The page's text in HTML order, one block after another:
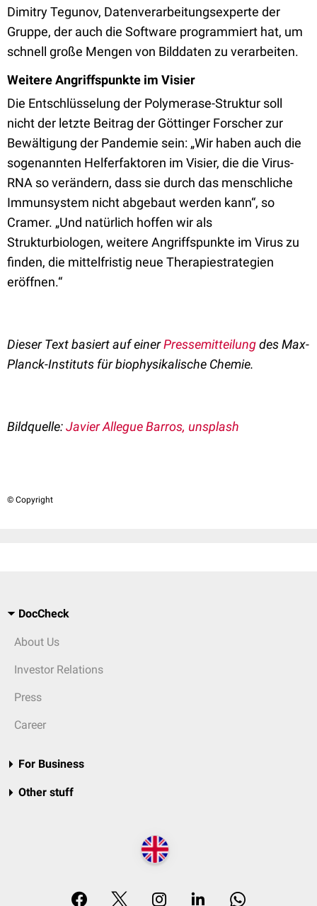
Dimitry Tegunov, Datenverarbeitungsexperte der
Gruppe, der auch die Software programmiert hat, um
schnell große Mengen von Bilddaten zu verarbeiten.
Weitere Angriffspunkte im Visier
Die Entschlüsselung der Polymerase-Struktur soll
nicht der letzte Beitrag der Göttinger Forscher zur
Bewältigung der Pandemie sein: „Wir haben auch die
sogenannten Helferfaktoren im Visier, die die Virus-
RNA so verändern, dass sie durch das menschliche
Immunsystem nicht abgebaut werden kann“, so
Cramer. „Und natürlich hoffen wir als
Strukturbiologen, weitere Angriffspunkte im Virus zu
finden, die mittelfristig neue Therapiestrategien
eröffnen.“
Dieser Text basiert auf einerPressemitteilungdes Max-
Planck-Instituts für biophysikalische Chemie.
Bildquelle:Javier Allegue Barros, unsplash
© Copyright
DocCheck
About Us
Investor Relations
Press
Career
For Business
Other stuff